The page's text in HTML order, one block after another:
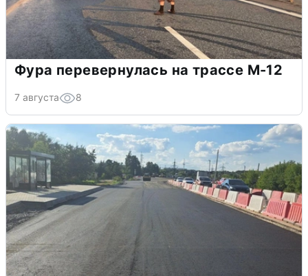
Фура перевернулась на трассе М-12
7 августа 8